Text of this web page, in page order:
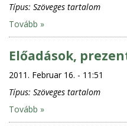
Típus: Szöveges tartalom
Tovább »
Előadások,
2011. Februar 16. - 11:51
Típus: Szöveges tartalom
Tovább »